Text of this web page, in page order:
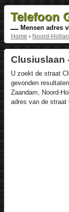
Telefoon
Mensen adres
Home › Noord-
Clusiuslaan
U zoekt de straat
gevonden
Zaandam, Noord-
adres van de straat